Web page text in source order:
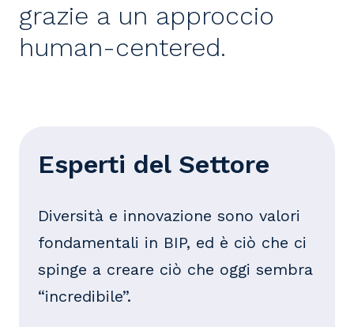
grazie a un approccio
human-centered.
Esperti del Settore
Diversità e innovazione sono valori
fondamentali in BIP, ed è ciò che ci
spinge a creare ciò che oggi sembra
“incredibile”.